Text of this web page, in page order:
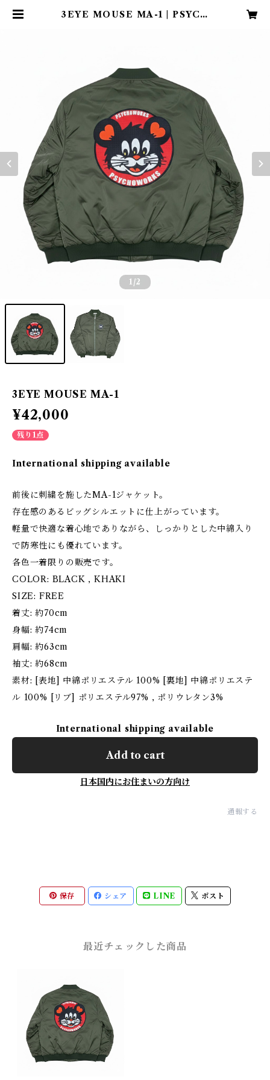
3EYE MOUSE MA-1 | PSYCH
1 /2
3EYE MOUSE MA-1
¥42,000
残り1点
International shipping available
前後に刺繍を施したMA-1ジャケット。
存在感のあるビッグシルエットに仕上がっています。
軽量で快適な着心地でありながら、しっかりとした中綿入り
で防寒性にも優れています。
各色一着限りの販売です。
COLOR: BLACK , KHAKI
SIZE: FREE
着丈: 約70cm
身幅: 約74cm
肩幅: 約63cm
袖丈: 約68cm
素材: [表地] 中綿ポリエステル 100% [裏地] 中綿ポリエステ
ル 100% [リブ] ポリエステル97% , ポリウレタン3%
International shipping available
Add to cart
日本国内にお住まいの方向け
通報する
保存 シェア LINE ポスト
最近チェックした商品